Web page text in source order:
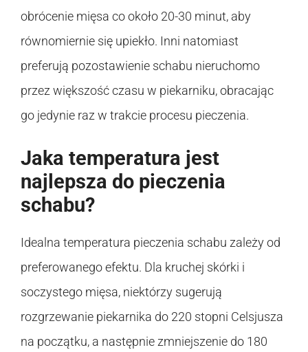
obrócenie mięsa co około 20-30 minut, aby
równomiernie się upiekło. Inni natomiast
preferują pozostawienie schabu nieruchomo
przez większość czasu w piekarniku, obracając
go jedynie raz w trakcie procesu pieczenia.
Jaka temperatura jest
najlepsza do pieczenia
schabu?
Idealna temperatura pieczenia schabu zależy od
preferowanego efektu. Dla kruchej skórki i
soczystego mięsa, niektórzy sugerują
rozgrzewanie piekarnika do 220 stopni Celsjusza
na początku, a następnie zmniejszenie do 180